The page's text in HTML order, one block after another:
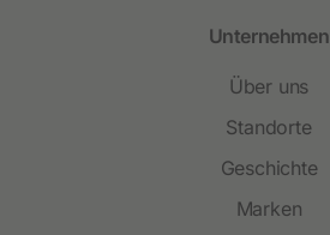
Unternehmen
Über uns
Standorte
Geschichte
Marken